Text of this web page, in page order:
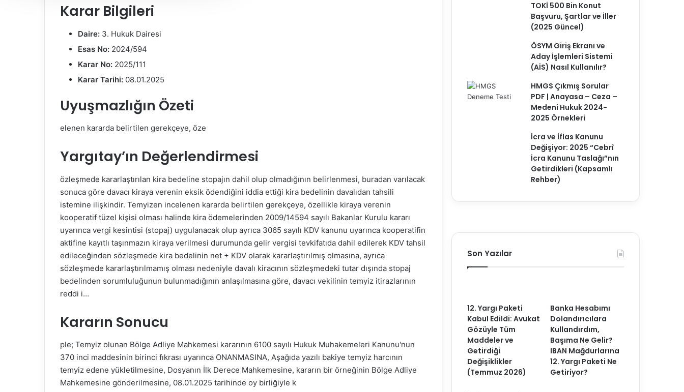
ö
d
m
Karar Bilgileri
Daire: 3. Hukuk Dairesi
Esas No: 2024/594
Karar No: 2025/111
Karar Tarihi: 08.01.2025
Uyuşmazlığın Özeti
elenen kararda belirtilen gerekçeye, öze
Yargıtay’ın Değerlendirmesi
özleşmede kararlaştırılan kira bedeline stopajın dahil olup olmadığının belirlenmesi, buradan varılacak
sonuca göre davacı kiraya verenin eksik ödendiğini iddia ettiği kira bedelinin davalıdan tahsili
istemine ilişkindir. Temyizen incelenen kararda belirtilen gerekçeye, özellikle kiraya verenin
kooperatif tüzel kişisi olması halinde kira ödemelerinden 2009/14594 sayılı Bakanlar Kurulu kararı
uyarınca vergi kesintisi (stopaj) uygulanacak olup ayrıca 3065 sayılı KDV kanunu uyarınca kooperatifin
aktifine kayıtlı taşınmazın kiraya verilmesi durumunda gelir vergisi tevkifatıda dahil edilerek KDV tahsil
edileceğinden sözleşmede kira bedelinin net + KDV olarak kararlaştırılmış olmasına, ayrıca
sözleşmede kararlaştırılmamış olması nedeniyle davalı kiracının sözleşmedeki tutar dışında stopaj
bedelinden sorumluluğunun bulunmadığının anlaşılmasına göre, davacı vekilinin temyiz itirazlarının
reddi i…
Kararın Sonucu
ple; Temyiz olunan Bölge Adliye Mahkemesi kararının 6100 sayılı Hukuk Muhakemeleri Kanunu'nun
370 inci maddesinin birinci fıkrası uyarınca ONANMASINA, Aşağıda yazılı bakiye temyiz harcının
temyiz edene yükletilmesine, Dosyanın İlk Derece Mahkemesine, kararın bir örneğinin Bölge Adliye
Mahkemesine gönderilmesine, 08.01.2025 tarihinde oy birliğiyle k
TOKİ 500 Bin Konut
Başvuru, Şartlar ve İller
(2025 Güncel)
ÖSYM Giriş Ekranı ve
Aday İşlemleri Sistemi
(AİS) Nasıl Kullanılır?
HMGS Çıkmış Sorular
PDF | Anayasa – Ceza –
Medeni Hukuk 2024-
2025 Örnekleri
İcra ve İflas Kanunu
Değişiyor: 2025 “Cebrî
İcra Kanunu Taslağı”nın
Getirdikleri (Kapsamlı
Rehber)
Son Yazılar
12. Yargı Paketi
Kabul Edildi: Avukat
Gözüyle Tüm
Maddeler ve
Getirdiği
Değişiklikler
(Temmuz 2026)
Banka Hesabımı
Dolandırıcılara
Kullandırdım,
Başıma Ne Gelir?
IBAN Mağdurlarına
12. Yargı Paketi Ne
Getiriyor?